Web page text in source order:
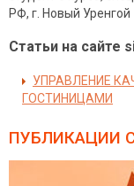
РФ, г. Новый Уренгой
Статьи на сайте
УПРАВЛЕНИЕ
ГОСТИНИЦАМИ
ПУБЛИКАЦИИ